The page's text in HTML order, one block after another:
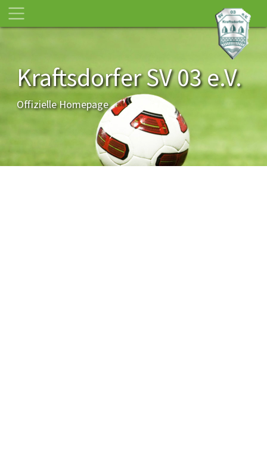
Kraftsdorfer SV 03 e.V.
Offizielle Homepage